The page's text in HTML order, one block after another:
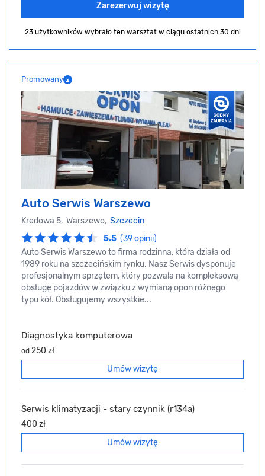
Zarezerwuj wizytę
23 użytkowników wybrało ten warsztat w ciągu ostatnich 30 dni
Promowany
Auto Serwis Warszewo
Kredowa 5, Warszewo, Szczecin
5.5 (39 opinii)
Auto Serwis Warszewo to firma rodzinna, która działa od
1989 roku na szczecińskim rynku. Nasz Serwis dysponuje
profesjonalnym sprzętem, który pozwala na kompleksową
obsługę pojazdów w związku z wymianą opon różnego
typu kół. Obsługujemy wszystkie...
Diagnostyka komputerowa
od 250 zł
Umów wizytę
Serwis klimatyzacji - stary czynnik (r134a)
400 zł
Umów wizytę